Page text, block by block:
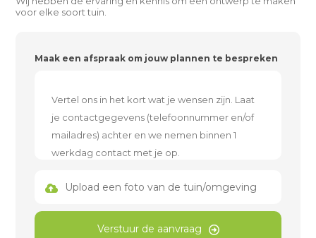
voor elke soort tuin.
Maak een afspraak om jouw plannen te bespreken
Upload een foto van de tuin/omgeving
Verstuur de aanvraag